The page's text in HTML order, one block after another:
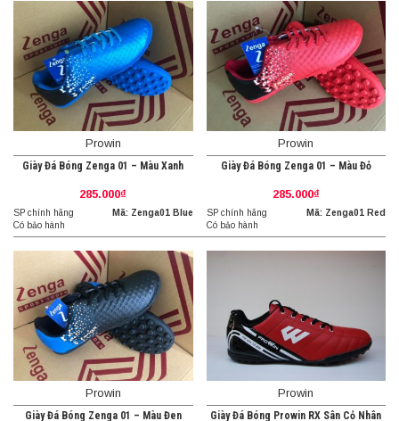
Prowin
Giày Đá Bóng Zenga 01 – Màu Xanh
285.000₫
SP chính hãng
Có bảo hành
Mã: Zenga01 Blue
Prowin
Giày Đá Bóng Zenga 01 – Màu Đỏ
285.000₫
SP chính hãng
Có bảo hành
Mã: Zenga01 Red
Prowin
Giày Đá Bóng Zenga 01 – Màu Đen
Prowin
Giày Đá Bóng Prowin RX Sân Cỏ Nhân